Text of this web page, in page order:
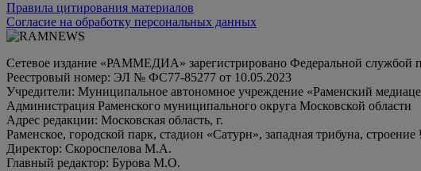
Правила цитирования материалов
Согласие на обработку персональных данных
Сетевое издание «РАММЕДИА» зарегистрировано Федеральной службой
Реестровый номер: ЭЛ № ФС77-85277 от 10.05.2023
Учредители: Муниципальное автономное учреждение «Раменский
Администрация Раменского муниципального округа Московской области
Адрес редакции: Московская область, г.
Раменское, городской парк, стадион «Сатурн», западная трибуна, строение
Директор: Скороспелова М.А.
Главный редактор: Бурова М.О.